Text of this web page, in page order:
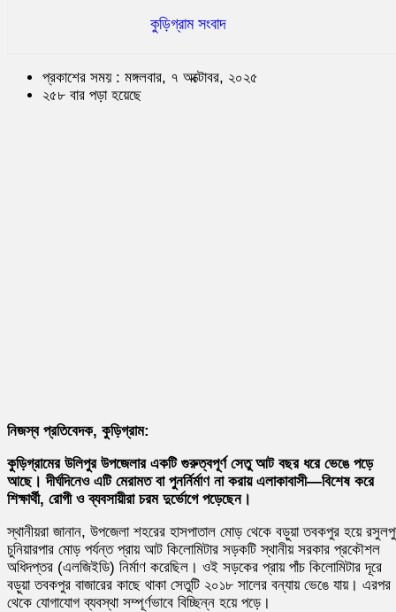
কুড়িগ্রাম সংবাদ
প্রকাশের সময় : মঙ্গলবার, ৭ অক্টোবর, ২০২৫
২৫৮ বার পড়া হয়েছে
নিজস্ব প্রতিবেদক, কুড়িগ্রাম:
কুড়িগ্রামের উলিপুর উপজেলার একটি গুরুত্বপূর্ণ সেতু আট বছর ধরে ভেঙে পড়ে
আছে। দীর্ঘদিনেও এটি মেরামত বা পুনর্নির্মাণ না করায় এলাকাবাসী—বিশেষ করে
শিক্ষার্থী, রোগী ও ব্যবসায়ীরা চরম দুর্ভোগে পড়েছেন।
স্থানীয়রা জানান, উপজেলা শহরের হাসপাতাল মোড় থেকে বড়ুয়া তবকপুর হয়ে
চুনিয়ারপার মোড় পর্যন্ত প্রায় আট কিলোমিটার সড়কটি স্থানীয় সরকার প্রকৌশল
অধিদপ্তর (এলজিইডি) নির্মাণ করেছিল। ওই সড়কের প্রায় পাঁচ কিলোমিটার দূরে
বড়ুয়া তবকপুর বাজারের কাছে থাকা সেতুটি ২০১৮ সালের বন্যায় ভেঙে যায়। এরপর
থেকে যোগাযোগ ব্যবস্থা সম্পূর্ণভাবে বিচ্ছিন্ন হয়ে পড়ে।